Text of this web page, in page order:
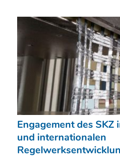
Engagement des
und internationalen